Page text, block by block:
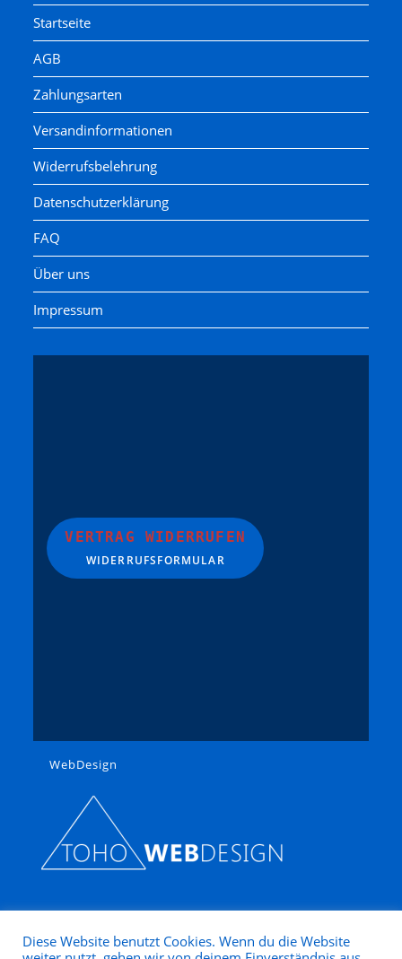
Startseite
AGB
Zahlungsarten
Versandinformationen
Widerrufsbelehrung
Datenschutzerklärung
FAQ
Über uns
Impressum
VERTRAG WIDERRUFEN
WIDERRUFSFORMULAR
WebDesign
Diese Website benutzt Cookies. Wenn du die Website